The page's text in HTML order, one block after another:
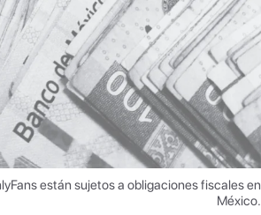
están sujetos a obligaciones fiscales en
México.